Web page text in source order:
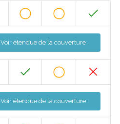
Voir étendue de la couverture
Voir étendue de la couverture